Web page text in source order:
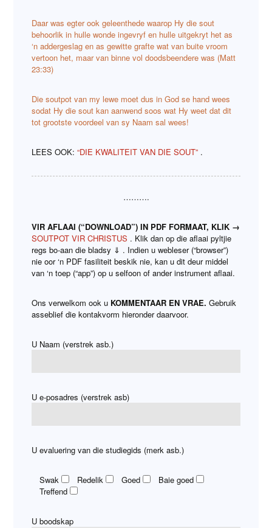
Daar was egter ook geleenthede waarop Hy die sout
behoorlik in hulle wonde ingevryf en hulle uitgekryt het as
‘n addergeslag en as gewitte grafte wat van buite vroom
vertoon het, maar van binne vol doodsbeendere was (Matt
23:33)
Die soutpot van my lewe moet dus in God se hand wees
sodat Hy die sout kan aanwend soos wat Hy weet dat dit
tot grootste voordeel van sy Naam sal wees!
LEES OOK:“DIE KWALITEIT VAN DIE SOUT” .
……….
VIR AFLAAI (“DOWNLOAD”) IN PDF FORMAAT, KLIK →
SOUTPOT VIR CHRISTUS . Klik dan op die aflaai pyltjie
regs bo-aan die bladsy ⇓ . Indien u webleser (“browser”)
nie oor ‘n PDF fasiliteit beskik nie, kan u dit deur middel
van ‘n toep (“app”) op u selfoon of ander instrument aflaai.
Ons verwelkom ook u KOMMENTAAR EN VRAE.Gebruik
asseblief die kontakvorm hieronder daarvoor.
U Naam (verstrek asb.)
U e-posadres (verstrek asb)
U evaluering van die studiegids (merk asb.)
Swak Redelik Goed
Baie goed
Treffend
U boodskap